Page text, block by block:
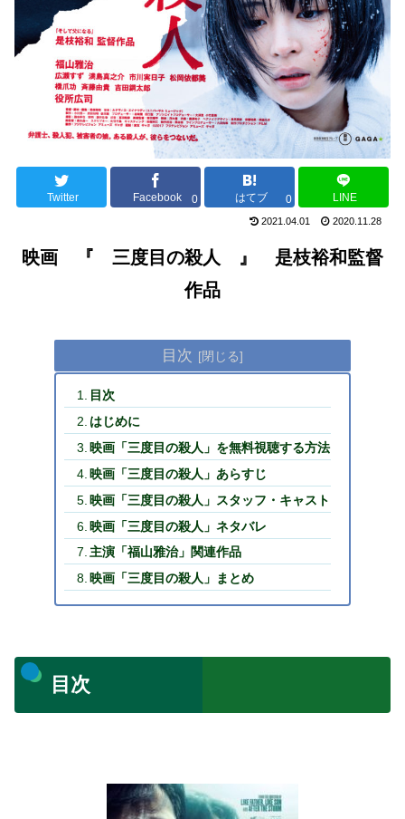
Twitter Facebook 0 はてブ 0 LINE
2021.04.01 2020.11.28
映画 『 三度目の殺人 』 是枝裕和監督
作品
目次
目次
はじめに
映画「三度目の殺人」を無料視聴する方法
映画「三度目の殺人」あらすじ
映画「三度目の殺人」スタッフ・キャスト
映画「三度目の殺人」ネタバレ
主演「福山雅治」関連作品
映画「三度目の殺人」まとめ
目次